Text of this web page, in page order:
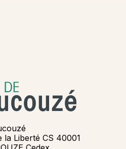
la Liberté CS 40001